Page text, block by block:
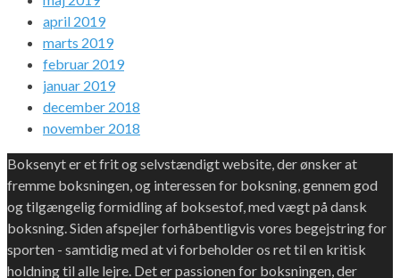
april 2019
marts 2019
februar 2019
januar 2019
december 2018
november 2018
Boksenyt er et frit og selvstændigt website, der ønsker at
fremme boksningen, og interessen for boksning, gennem god
og tilgængelig formidling af boksestof, med vægt på dansk
boksning. Siden afspejler forhåbentligvis vores begejstring for
sporten - samtidig med at vi forbeholder os ret til en kritisk
holdning til alle lejre. Det er passionen for boksningen, der